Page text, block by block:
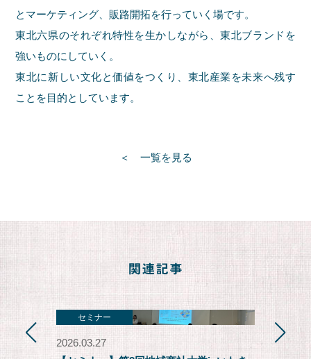
とマーケティング、販路開拓を行っていく場です。
東北六県のそれぞれ特性を生かしながら、東北ブランドを
強いものにしていく。
東北に新しい文化と価値をつくり、東北産業を未来へ残す
ことを目的としています。
一覧を見る
セミナー
2026.03.27
2026.03.27